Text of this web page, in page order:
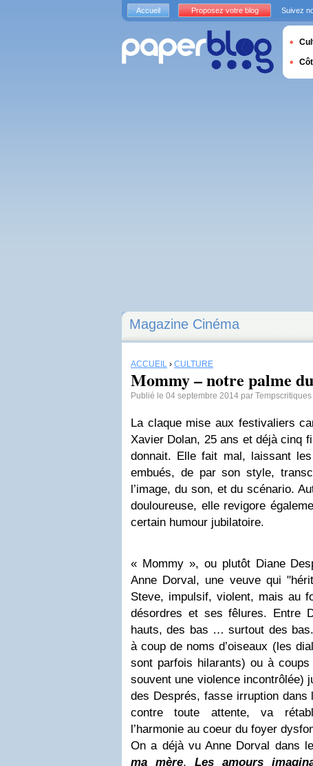
Magazine Cinéma
ACCUEIL › CULTURE
Mommy – notre palme
Publié le 04 septembre 2014 par Tempscritiques
La claque mise aux festivaliers
Xavier Dolan, 25 ans et déjà cinq
donnait. Elle fait mal, laissant
embués, de par son style,
l’image, du son, et du scénario.
douloureuse, elle revigore
certain humour jubilatoire.
« Mommy», ou plutôt Diane
Anne Dorval, une veuve qui
Steve, impulsif, violent, mais au
désordres et ses fêlures. Entre
hauts, des bas … surtout des
à coup de noms d’oiseaux (les
sont parfois hilarants) ou à
souvent une violence incontrôlée)
des Després, fasse irruption dans
contre toute attente, va
l’harmonie au coeur du foyer
On a déjà vu Anne Dorval dans
ma mère, Les amours
Accueil Proposez votre blog Suivez